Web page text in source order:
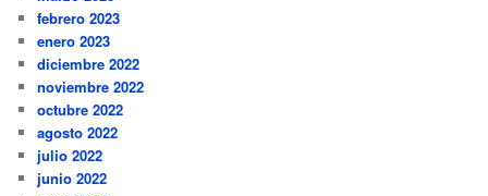
febrero 2023
enero 2023
diciembre 2022
noviembre 2022
octubre 2022
agosto 2022
julio 2022
junio 2022